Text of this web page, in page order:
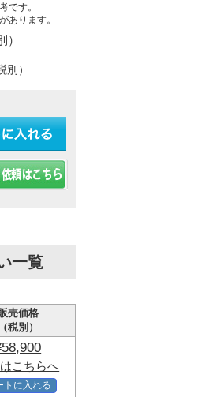
です。
あります。
）
別）
一覧
売価格
（税別）
こちらへ
トに入れる